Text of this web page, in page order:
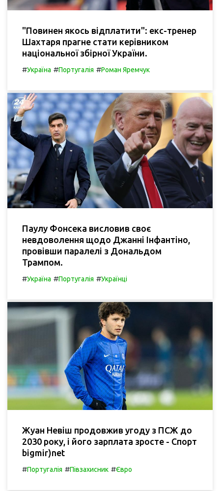
"Повинен якось відплатити": екс-тренер
Шахтаря прагне стати керівником
національної збірної України.
#Україна #Португалія #Роман Яремчук
Паулу Фонсека висловив своє
невдоволення щодо Джанні Інфантіно,
провівши паралелі з Дональдом
Трампом.
#Україна #Португалія #Українці
Жуан Невіш продовжив угоду з ПСЖ до
2030 року, і його зарплата зросте - Спорт
bigmir)net
#Португалія #Півзахисник #Євро